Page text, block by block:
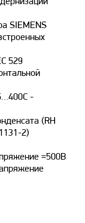
SIEMENS
529
-
(RH
2)
=500В